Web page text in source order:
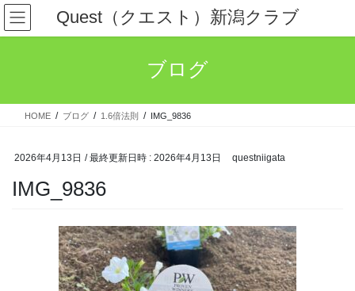
コ
ン
テ
ス
ナ
ビ
ゲ
ン
Quest（クエスト）新潟クラブ
ブログ
HOME ブログ 1.6倍法則 IMG_9836
2026年4月13日 / 最終更新日時 : 2026年4月13日 questniigata
IMG_9836